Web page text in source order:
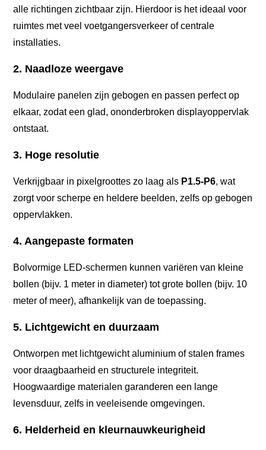
alle richtingen zichtbaar zijn. Hierdoor is het ideaal voor
ruimtes met veel voetgangersverkeer of centrale
installaties.
2. Naadloze weergave
Modulaire panelen zijn gebogen en passen perfect op
elkaar, zodat een glad, ononderbroken displayoppervlak
ontstaat.
3. Hoge resolutie
Verkrijgbaar in pixelgroottes zo laag als P1.5-P6, wat
zorgt voor scherpe en heldere beelden, zelfs op gebogen
oppervlakken.
4. Aangepaste formaten
Bolvormige LED-schermen kunnen variëren van kleine
bollen (bijv. 1 meter in diameter) tot grote bollen (bijv. 10
meter of meer), afhankelijk van de toepassing.
5. Lichtgewicht en duurzaam
Ontworpen met lichtgewicht aluminium of stalen frames
voor draagbaarheid en structurele integriteit.
Hoogwaardige materialen garanderen een lange
levensduur, zelfs in veeleisende omgevingen.
6. Helderheid en kleurnauwkeurigheid